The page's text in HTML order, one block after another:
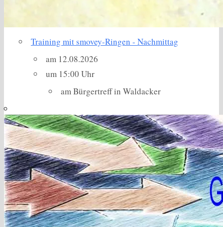
Training mit smovey-Ringen - Nachmittag
am 12.08.2026
um 15:00 Uhr
am Bürgertreff in Waldacker